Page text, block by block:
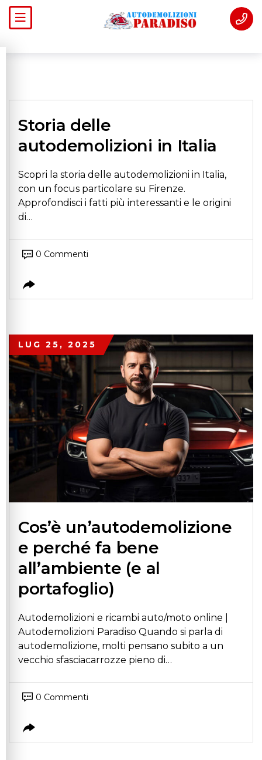
Storia delle
autodemolizioni in Italia
Scopri la storia delle autodemolizioni in Italia,
con un focus particolare su Firenze.
Approfondisci i fatti più interessanti e le origini
di…
0 Commenti
LUG 25, 2025
Cos’è un’autodemolizione
e perché fa bene
all’ambiente (e al
portafoglio)
Autodemolizioni e ricambi auto/moto online |
Autodemolizioni Paradiso Quando si parla di
autodemolizione, molti pensano subito a un
vecchio sfasciacarrozze pieno di…
0 Commenti